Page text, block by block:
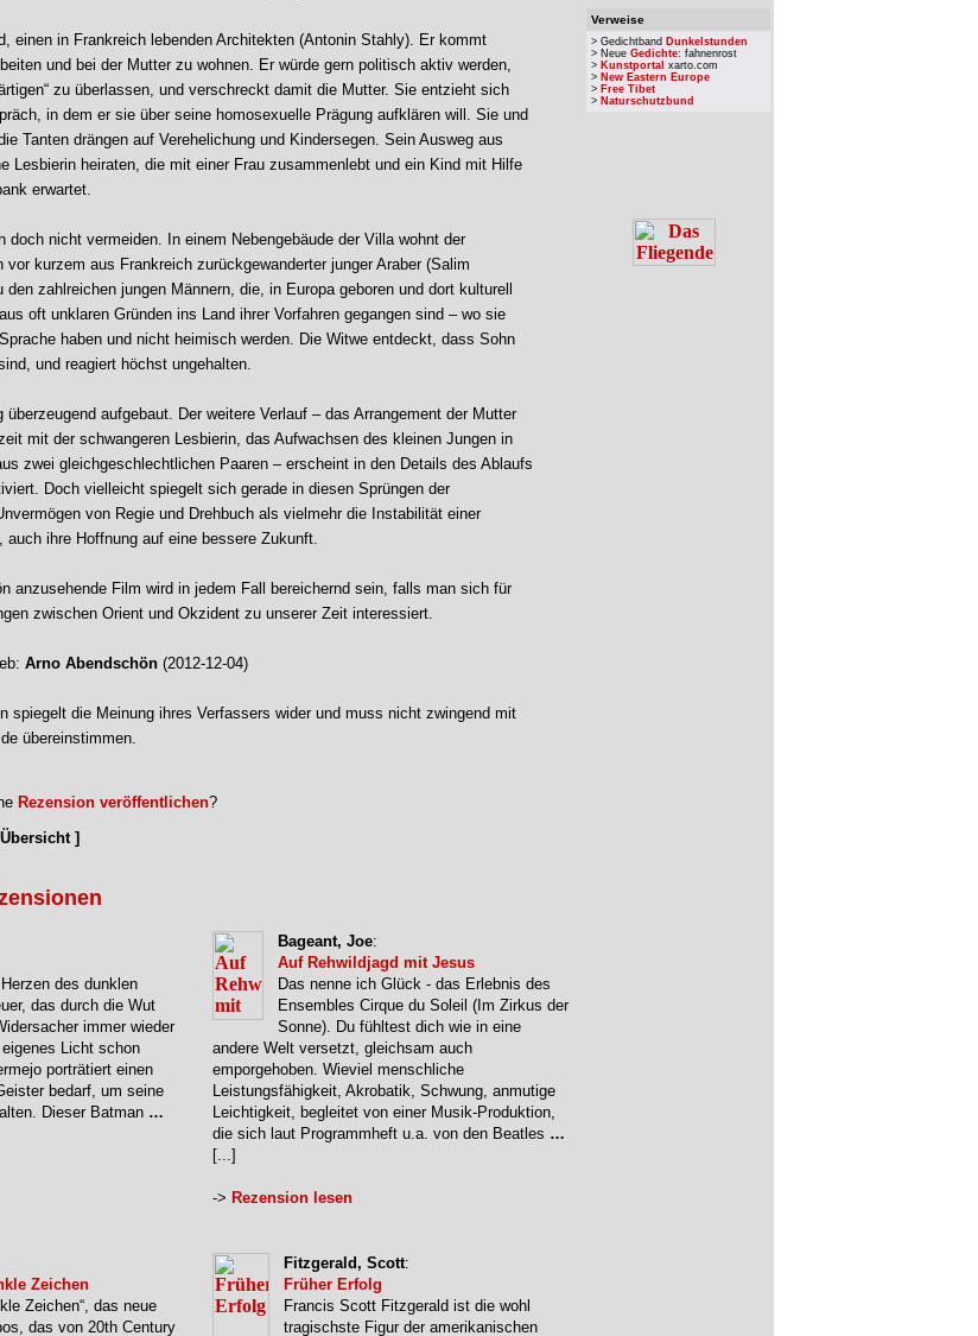
einen in Frankreich lebenden Architekten (Antonin Stahly). Er kommt
und bei der Mutter zu wohnen. Er würde gern politisch aktiv werden,
zu überlassen, und verschreckt damit die Mutter. Sie entzieht sich
in dem er sie über seine homosexuelle Prägung aufklären will. Sie und
Tanten drängen auf Verehelichung und Kindersegen. Sein Ausweg aus
Lesbierin heiraten, die mit einer Frau zusammenlebt und ein Kind mit Hilfe
erwartet.
doch nicht vermeiden. In einem Nebengebäude der Villa wohnt der
vor kurzem aus Frankreich zurückgewanderter junger Araber (Salim
zahlreichen jungen Männern, die, in Europa geboren und dort kulturell
oft unklaren Gründen ins Land ihrer Vorfahren gegangen sind – wo sie
haben und nicht heimisch werden. Die Witwe entdeckt, dass Sohn
und reagiert höchst ungehalten.
überzeugend aufgebaut. Der weitere Verlauf – das Arrangement der Mutter
mit der schwangeren Lesbierin, das Aufwachsen des kleinen Jungen in
zwei gleichgeschlechtlichen Paaren – erscheint in den Details des Ablaufs
Doch vielleicht spiegelt sich gerade in diesen Sprüngen der
von Regie und Drehbuch als vielmehr die Instabilität einer
ihre Hoffnung auf eine bessere Zukunft.
anzusehende Film wird in jedem Fall bereichernd sein, falls man sich für
zwischen Orient und Okzident zu unserer Zeit interessiert.
Arno Abendschön (2012-12-04)
spiegelt die Meinung ihres Verfassers wider und muss nicht zwingend mit
übereinstimmen.
Rezension veröffentlichen?
]
des dunklen
das durch die Wut
immer wieder
Licht schon
porträtiert einen
bedarf, um seine
Dieser Batman …
Bageant, Joe:
Auf Rehwildjagd mit Jesus
Das nenne ich Glück - das Erlebnis des
Ensembles Cirque du Soleil (Im Zirkus der
Sonne). Du fühltest dich wie in eine
andere Welt versetzt, gleichsam auch
emporgehoben. Wieviel menschliche
Leistungsfähigkeit, Akrobatik, Schwung, anmutige
Leichtigkeit, begleitet von einer Musik-Produktion,
die sich laut Programmheft u.a. von den Beatles …
[...]
-> Rezension lesen
Zeichen
Zeichen“, das neue
das von 20th Century
Fitzgerald, Scott:
Früher Erfolg
Francis Scott Fitzgerald ist die wohl
tragischste Figur der amerikanischen
Verweise
> Gedichtband Dunkelstunden
> Neue Gedichte: fahnenrost
> Kunstportal xarto.com
> New Eastern Europe
> Free Tibet
> Naturschutzbund